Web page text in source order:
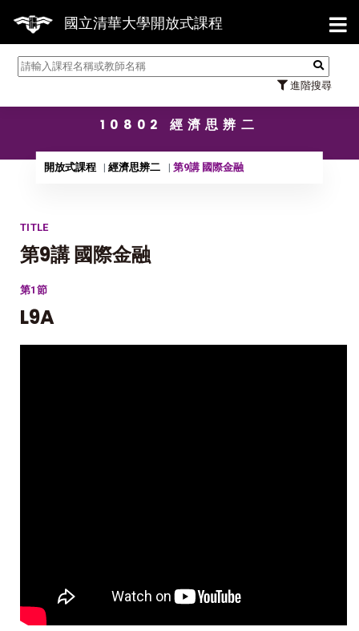
國立清華大學開放式課程
進階搜尋
【7/
10802 經濟思辨二
開放式課程 經濟思辨二 第9講 國際金融
TITLE
第9講 國際金融
第1節
L9A